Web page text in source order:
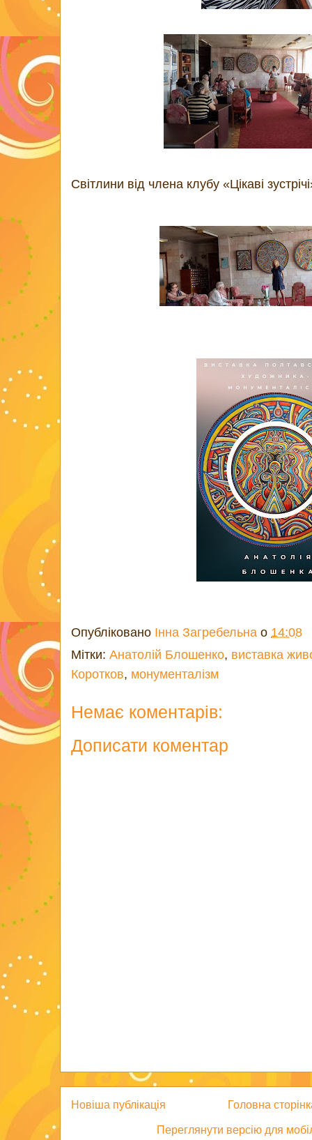
Світлини від члена клубу «Цікаві
Опубліковано Інна Загребельна о 14:08
Мітки: Анатолій Блошенко, виставка
Коротков, монументалізм
Немає коментарів:
Дописати коментар
Новіша публікація Головна
Переглянути версію для